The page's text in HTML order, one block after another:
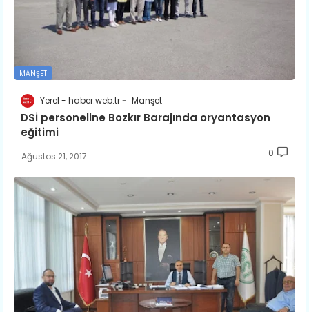
MANŞET
Yerel - haber.web.tr Manşet
DSİ personeline Bozkır Barajında oryantasyon
eğitimi
Ağustos 21, 2017 0